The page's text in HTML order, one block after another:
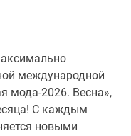
международной
мода-2026. Весна»,
С каждым
новыми